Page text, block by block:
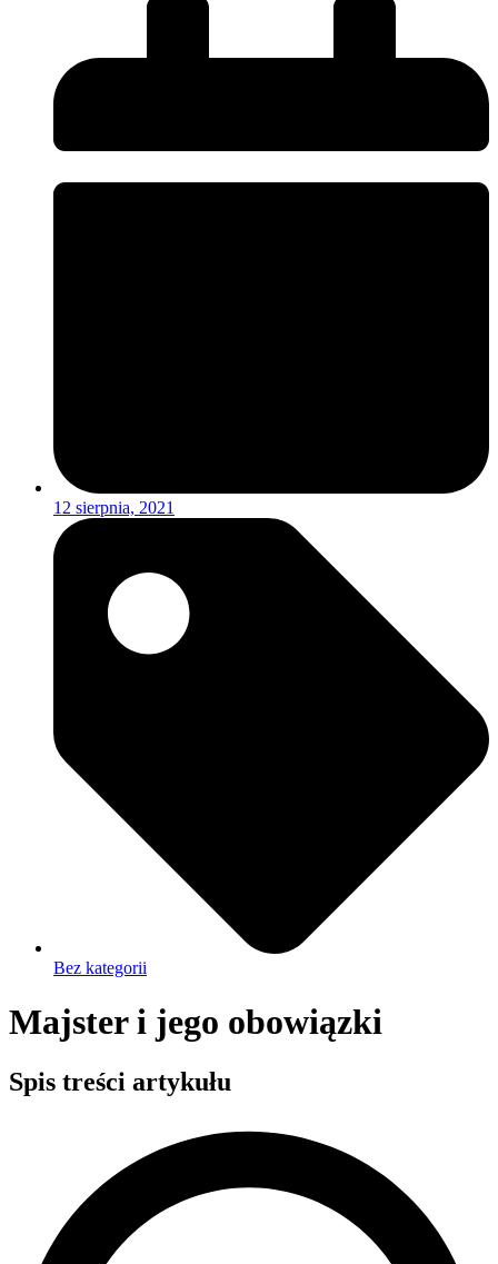
12 sierpnia, 2021
Bez kategorii
Majster i jego obowiązki
Spis treści artykułu